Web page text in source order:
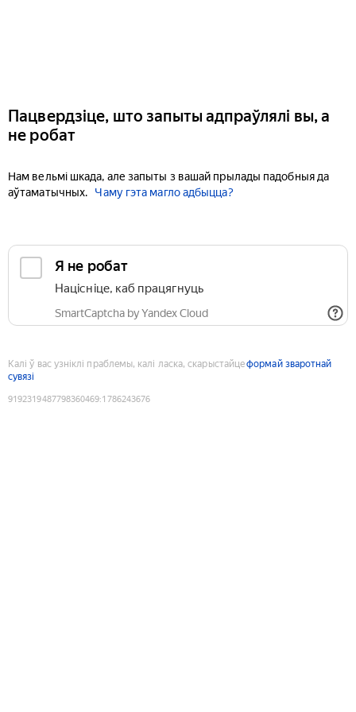
Пацвердзіце, што запыты адпраўлялі вы, а
не робат
Нам вельмі шкада, але запыты з вашай прылады падобныя да
аўтаматычных.
Чаму гэта магло адбыцца?
Я не робат
Націсніце, каб працягнуць
SmartCaptcha by Yandex Cloud
Калі ў вас узніклі праблемы, калі ласка, скарыстайцеформай зваротнай
сувязі
9192319487798360469:1786243676